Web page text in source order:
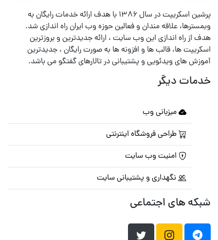
پرشین اسکریپت در سال ۱۳۸۶ با هدف ارائه خدمات رایگان به
وبمسترها، علاقه مندان و فعالین حوزه وب ایران راه اندازی شد.
هدف از راه اندازی این وب سایت ، ارائه جدیدترین و بروزترین
اسکریپت ها، قالب ها و افزونه ها به صورت رایگان ، جدیدترین
آموزش های ویدئویی و پشتیبانی در تالارهای گفتگو می باشد.
خدمات دیگر
میزبانی وب
طراحی فروشگاه اینترنتی
امنیت وب سایت
نگهداری و پشتیبانی سایت
شبکه های اجتماعی